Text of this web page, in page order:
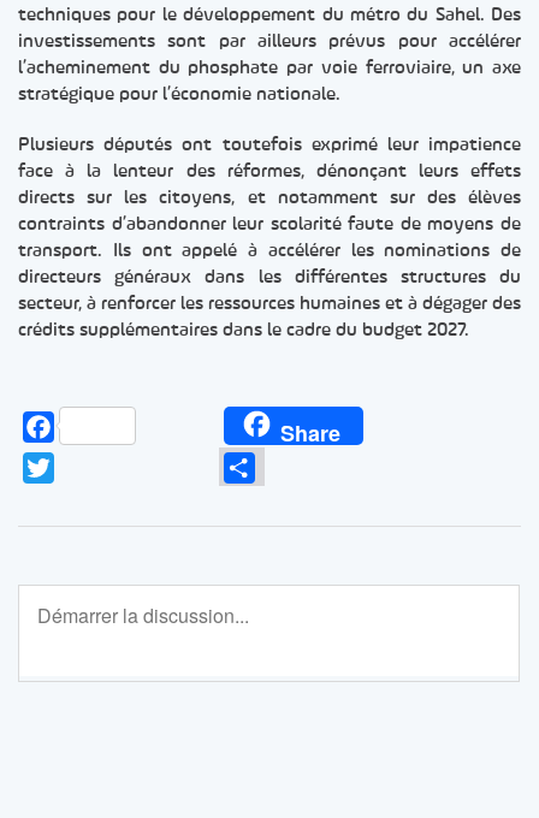
techniques pour le développement du métro du Sahel. Des
investissements sont par ailleurs prévus pour accélérer
l’acheminement du phosphate par voie ferroviaire, un axe
stratégique pour l’économie nationale.
Plusieurs députés ont toutefois exprimé leur impatience
face à la lenteur des réformes, dénonçant leurs effets
directs sur les citoyens, et notamment sur des élèves
contraints d’abandonner leur scolarité faute de moyens de
transport. Ils ont appelé à accélérer les nominations de
directeurs généraux dans les différentes structures du
secteur, à renforcer les ressources humaines et à dégager des
crédits supplémentaires dans le cadre du budget 2027.
Facebook Share